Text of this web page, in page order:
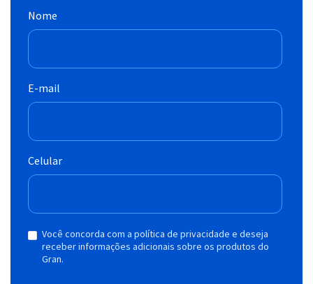
Nome
E-mail
Celular
Você concorda com a política de privacidade e deseja
receber informações adicionais sobre os produtos do
Gran.